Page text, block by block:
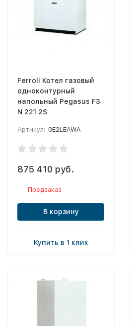
Ferroli Котел газовый
одноконтурный
напольный Pegasus F3
N 221 2S
Артикул: 0E2LEAWA
875 410 руб.
Предзаказ
В корзину
Купить в 1 клик